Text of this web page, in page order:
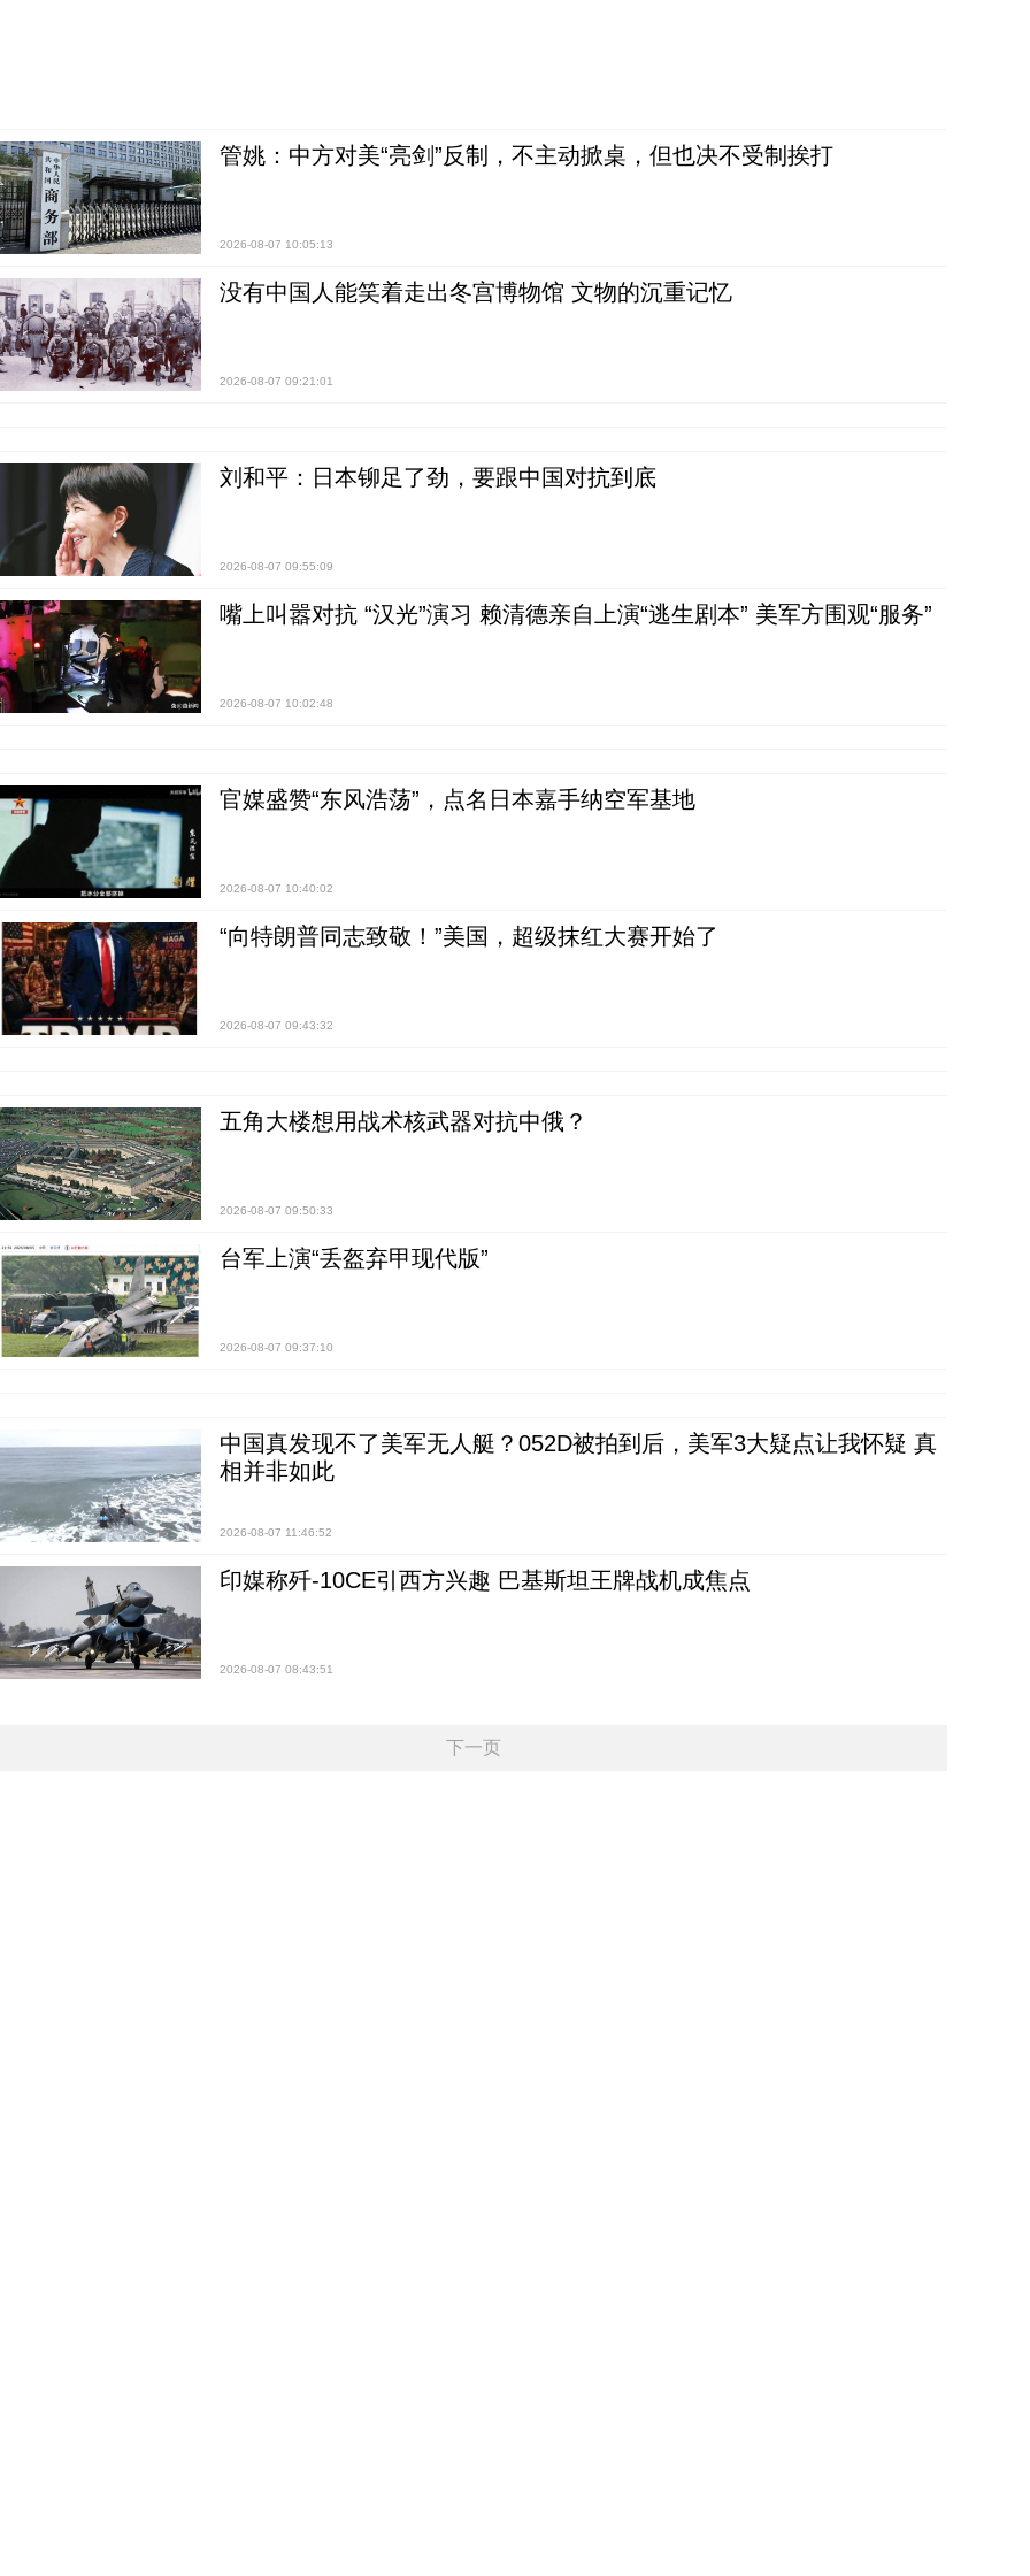
管姚：中方对美“亮剑”反制，不主动掀桌，但也决不受制挨打
2026-08-07 10:05:13
没有中国人能笑着走出冬宫博物馆 文物的沉重记忆
2026-08-07 09:21:01
刘和平：日本铆足了劲，要跟中国对抗到底
2026-08-07 09:55:09
嘴上叫嚣对抗 “汉光”演习 赖清德亲自上演“逃生剧本” 美军方围观“服务”
2026-08-07 10:02:48
官媒盛赞“东风浩荡”，点名日本嘉手纳空军基地
2026-08-07 10:40:02
“向特朗普同志致敬！”美国，超级抹红大赛开始了
2026-08-07 09:43:32
五角大楼想用战术核武器对抗中俄？
2026-08-07 09:50:33
台军上演“丢盔弃甲现代版”
2026-08-07 09:37:10
中国真发现不了美军无人艇？052D被拍到后，美军3大疑点让我怀疑 真
相并非如此
2026-08-07 11:46:52
印媒称歼-10CE引西方兴趣 巴基斯坦王牌战机成焦点
2026-08-07 08:43:51
下一页